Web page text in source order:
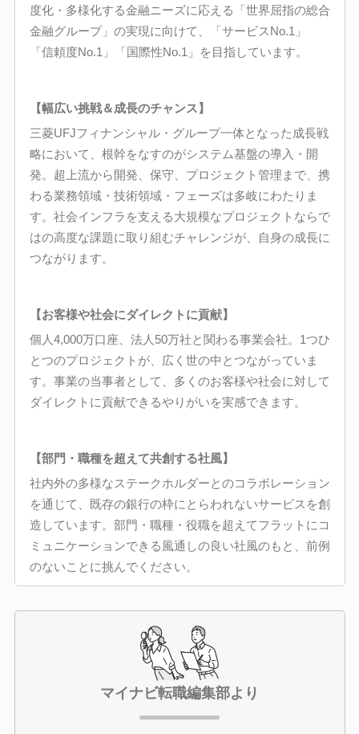
度化・多様化する金融ニーズに応える「世界屈指の総合
金融グループ」の実現に向けて、「サービスNo.1」
「信頼度No.1」「国際性No.1」を目指しています。
【幅広い挑戦＆成長のチャンス】
三菱UFJフィナンシャル・グループ一体となった成長戦
略において、根幹をなすのがシステム基盤の導入・開
発。超上流から開発、保守、プロジェクト管理まで、携
わる業務領域・技術領域・フェーズは多岐にわたりま
す。社会インフラを支える大規模なプロジェクトならで
はの高度な課題に取り組むチャレンジが、自身の成長に
つながります。
【お客様や社会にダイレクトに貢献】
個人4,000万口座、法人50万社と関わる事業会社。1つひ
とつのプロジェクトが、広く世の中とつながっていま
す。事業の当事者として、多くのお客様や社会に対して
ダイレクトに貢献できるやりがいを実感できます。
【部門・職種を超えて共創する社風】
社内外の多様なステークホルダーとのコラボレーション
を通じて、既存の銀行の枠にとらわれないサービスを創
造しています。部門・職種・役職を超えてフラットにコ
ミュニケーションできる風通しの良い社風のもと、前例
のないことに挑んでください。
マイナビ転職編集部より